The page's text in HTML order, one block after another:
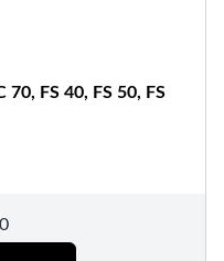
FS 40, FS 50, FS